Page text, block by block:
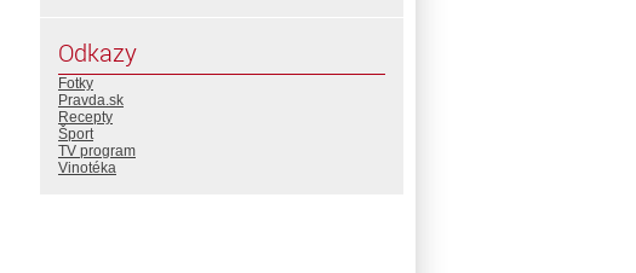
Odkazy
Fotky
Pravda.sk
Recepty
Šport
TV program
Vinotéka